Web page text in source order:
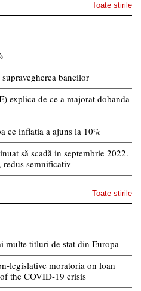
Toate stirile
bancilor
explica de ce a majorat dobanda
ce inflatia a ajuns la 10%
să scadă in septembrie 2022.
redus semnificativ
Toate stirile
multe titluri de stat din Europa
legislative moratoria on loan
the COVID-19 crisis